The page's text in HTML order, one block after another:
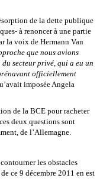
de la dette publique
à renoncer à une partie
la voix de Hermann Van
que nous avions
secteur privé, qui a eu un
officiellement
imposée Angela
de la BCE pour racheter
deux questions sont
de l’Allemagne.
les obstacles
ce 9 décembre 2011 en est